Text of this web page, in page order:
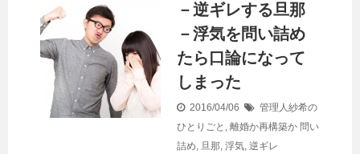
－逆ギレする旦那
－浮気を問い詰め
たら口論になって
しまった
2016/04/06
管理人紗希の
ひとりごと , 離婚か再構築か 問い
詰め, 旦那, 浮気, 逆ギレ